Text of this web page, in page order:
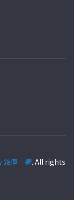
銘傳一週. All rights